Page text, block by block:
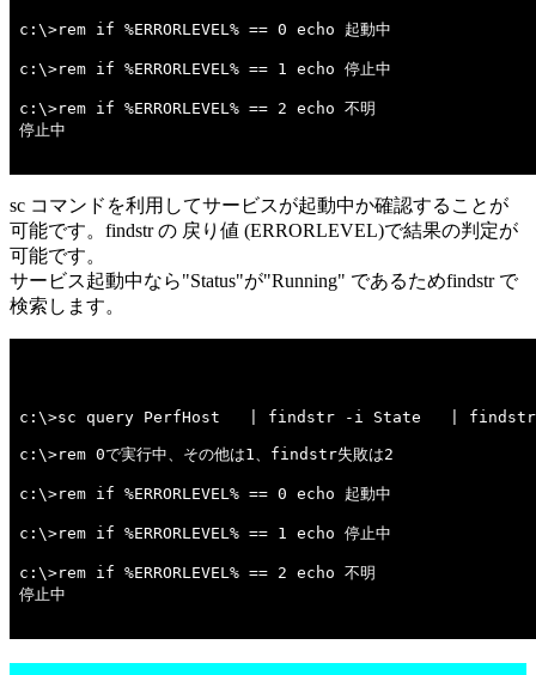
c:\>rem if %ERRORLEVEL% == 0 echo 起動中
c:\>rem if %ERRORLEVEL% == 1 echo 停止中
c:\>rem if %ERRORLEVEL% == 2 echo 不明
停止中
sc コマンドを利用してサービスが起動中か確認することが
可能です。findstr の 戻り値 (ERRORLEVEL)で結果の判定が
可能です。
サービス起動中なら"Status"が"Running" であるためfindstr で
検索します。
c:\>sc query PerfHost   | findstr -i State   |
c:\>rem 0で実行中、その他は1、findstr失敗は2
c:\>rem if %ERRORLEVEL% == 0 echo 起動中
c:\>rem if %ERRORLEVEL% == 1 echo 停止中
c:\>rem if %ERRORLEVEL% == 2 echo 不明
停止中